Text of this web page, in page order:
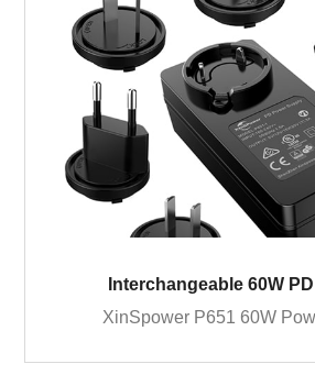
Interchangeable 60W
XinSpower P651 60W